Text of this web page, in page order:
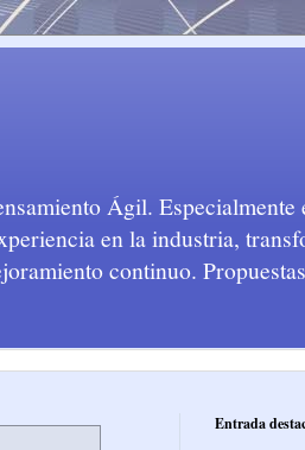
Ágil. Especialmente
en la industria,
continuo.
Entrada